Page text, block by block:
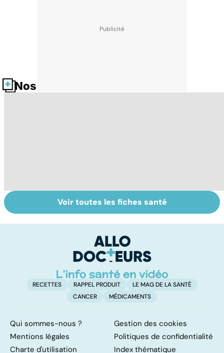
Nos fiches santé
Suicide : prévenir
le passage à
Violences
sexuelles :
remettre ?
Voir toutes les fiches santé
RECETTES RAPPEL PRODUIT
LE MAG DE LA SANTÉ
CANCER
MÉDICAMENTS
Qui sommes-nous ?
Gestion des cookies
Mentions légales
Politiques de confidentialité
Charte d'utilisation
Index thématique